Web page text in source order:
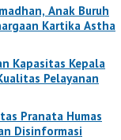
Anak Buruh
Kartika Astha
Kapasitas Kepala
Pelayanan
Pranata Humas
Disinformasi